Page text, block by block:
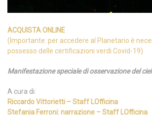
ACQUISTA ONLINE
(Importante: per accedere al Planetario è
possesso delle certificazioni verdi Covid-19)
Manifestazione speciale di osservazione del
A cura di:
Riccardo Vittorietti – Staff LOfficina
Stefania Ferroni: narrazione – Staff LOfficina